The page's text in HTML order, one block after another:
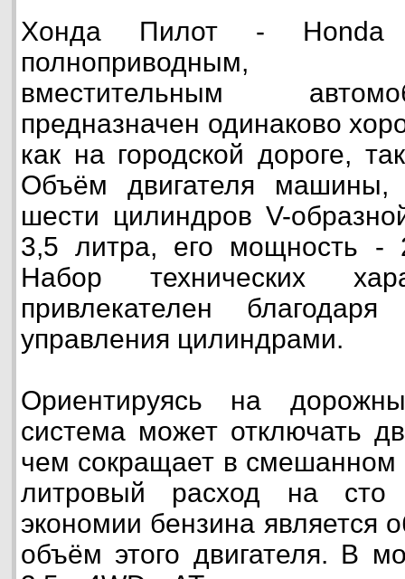
Хонда Пилот - Honda
полноприводным,
вместительным
предназначен одинаково
как на городской дороге,
Объём двигателя машины,
шести цилиндров V-
3,5 литра, его мощность -
Набор технических
привлекателен
управления цилиндрами.
Ориентируясь на
система может отключать
чем сокращает в смешанном
литровый расход на сто
экономии бензина является
объём этого двигателя. В